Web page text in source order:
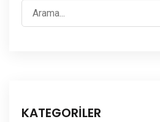
Aramak:
KATEGORİLER